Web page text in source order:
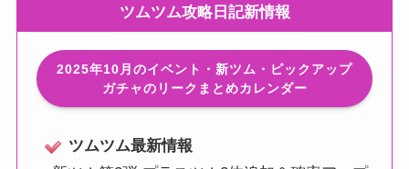
ツムツム攻略日記新情報
2025年10月のイベント・新ツム・ピックアップ
ガチャのリークまとめカレンダー
ツムツム最新情報